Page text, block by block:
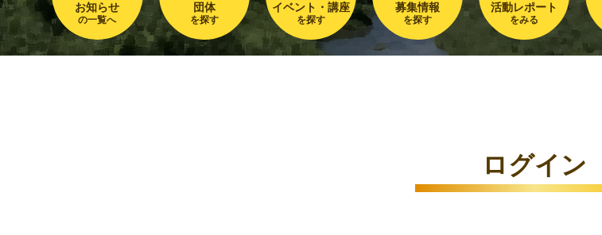
お知らせ
の一覧へ
団体
を探す
イベント・講座
を探す
募集情報
を探す
活動レポート
をみる
ログイン